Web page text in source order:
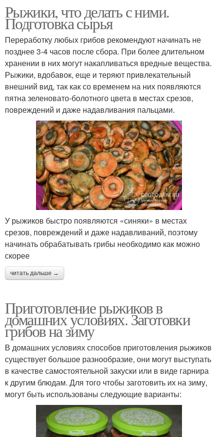
Рыжики, что делать с ними.
Подготовка сырья
Переработку любых грибов рекомендуют начинать не
позднее 3-4 часов после сбора. При более длительном
хранении в них могут накапливаться вредные вещества.
Рыжики, вдобавок, еще и теряют привлекательный
внешний вид, так как со временем на них появляются
пятна зеленовато-болотного цвета в местах срезов,
повреждений и даже надавливания пальцами.
У рыжиков быстро появляются «синяки» в местах
срезов, повреждений и даже надавливаний, поэтому
начинать обрабатывать грибы необходимо как можно
скорее
читать дальше →
Приготовление рыжиков в
домашних условиях. Заготовки
грибов на зиму
В домашних условиях способов приготовления рыжиков
существует большое разнообразие, они могут выступать
в качестве самостоятельной закуски или в виде гарнира
к другим блюдам. Для того чтобы заготовить их на зиму,
могут быть использованы следующие варианты: